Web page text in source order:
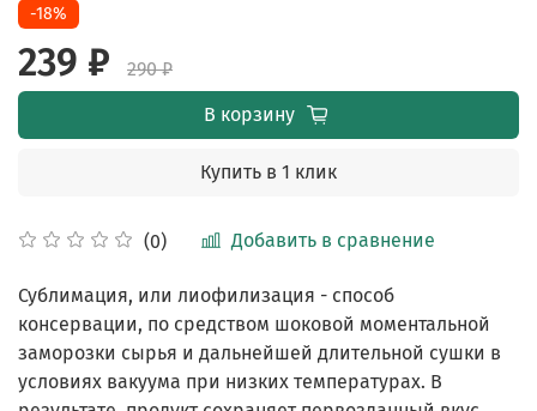
(0) Добавить в сравнение
-18%
239 ₽
290 ₽
В корзину
Купить в 1 клик
Сублимация, или лиофилизация - способ
консервации, по средством шоковой моментальной
заморозки сырья и дальнейшей длительной сушки в
условиях вакуума при низких температурах. В